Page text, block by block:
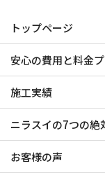
トップページ
安心の費用と料金
施工実績
ニラスイの7つの絶
お客様の声